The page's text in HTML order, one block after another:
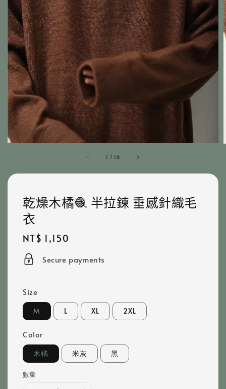
1 / 16
乾燥木橘🧶 半拉鍊 垂感針織毛
衣
Regular
price
NT$ 1,150
Secure payments
Size
M L XL 2XL
Color
木橘 米灰 黑
數量